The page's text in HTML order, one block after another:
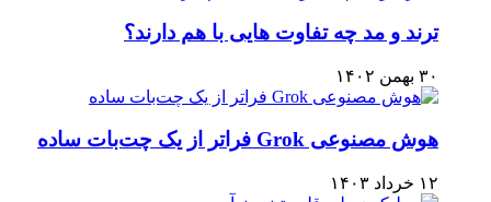
ترند و مد چه تفاوت هایی با هم دارند؟
۳۰ بهمن ۱۴۰۲
هوش مصنوعی Grok فراتر از یک چت‌بات ساده
۱۲ خرداد ۱۴۰۳